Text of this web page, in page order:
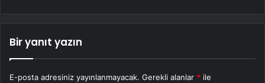
Bir yanıt yazın
E-posta adresiniz yayınlanmayacak. Gerekli alanlar * ile